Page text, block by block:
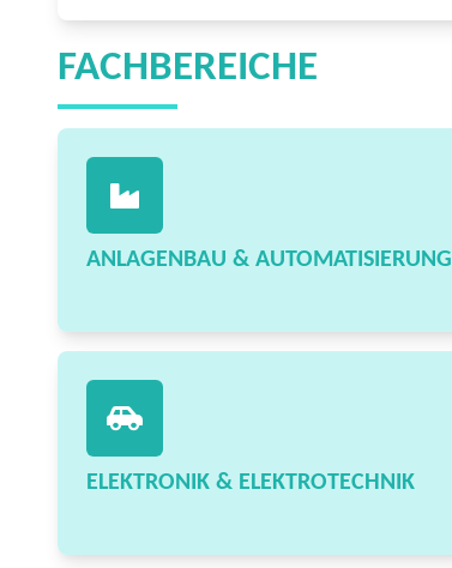
FACHBEREICHE
ANLAGENBAU & AUTOMATISIERUNG
ELEKTRONIK & ELEKTROTECHNIK